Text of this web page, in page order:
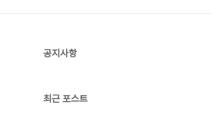
공지사항
최근 포스트